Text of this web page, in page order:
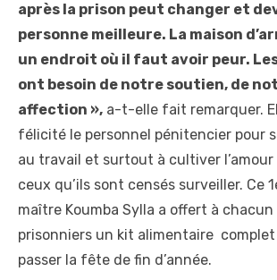
après la prison peut changer et
personne meilleure. La maison
un endroit où il faut avoir peur.
ont besoin de notre soutien, de
affection », a-t-elle fait remarquer.
félicité le personnel pénitencier pour
au travail et surtout à cultiver l’amour
ceux qu’ils sont censés surveiller. Ce 1
maître Koumba Sylla a offert à chacun
prisonniers un kit alimentaire complet
passer la fête de fin d’année.